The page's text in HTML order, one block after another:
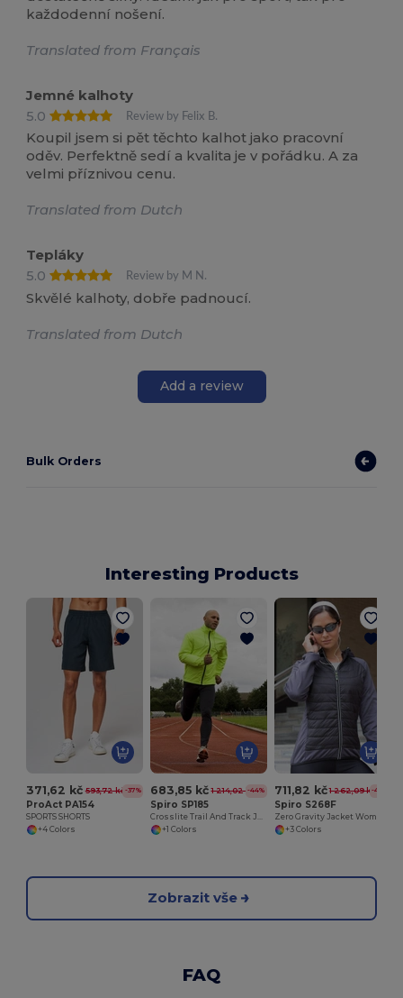
každodenní nošení.
Translated from Français
Jemné kalhoty
5.0
Review by Felix B.
Koupil jsem si pět těchto kalhot jako pracovní
oděv. Perfektně sedí a kvalita je v pořádku. A za
velmi příznivou cenu.
Translated from Dutch
Tepláky
5.0
Review by M N.
Skvělé kalhoty, dobře padnoucí.
Translated from Dutch
Add a review
Bulk Orders
Interesting Products
371,62 kč 593,72 kč -37%
ProAct PA154
SPORTS SHORTS
+4 Colors
683,85 kč 1 214,02 kč-44%
Spiro SP185
+1 Colors
711,82 kč 1 262,09 kč-44%
Spiro S268F
Zero Gravity Jacket Women
+3 Colors
Zobrazit vše
FAQ